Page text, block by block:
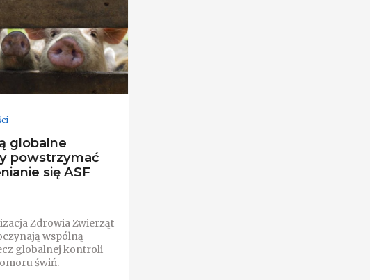
globalne
powstrzymać
się ASF
Zdrowia Zwierząt
wspólną
globalnej kontroli
świń.